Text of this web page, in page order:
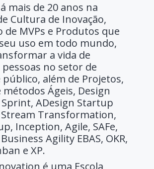
mais de 20 anos na
Cultura de Inovação,
de MVPs e Produtos que
uso em todo mundo,
a vida de
pessoas no setor de
além de Projetos,
métodos Ágeis, Design
ADesign Startup
Stream Transformation,
Inception, Agile, SAFe,
Agility EBAS, OKR,
e XP.
é uma Escola